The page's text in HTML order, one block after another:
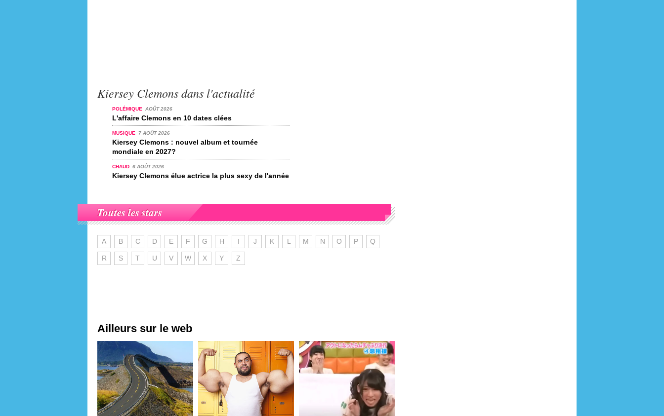
Kiersey Clemons dans l'actualité
POLÉMIQUE AOÛT 2026
L'affaire Clemons en 10 dates clées
MUSIQUE 7 AOÛT 2026
Kiersey Clemons : nouvel album et tournée
mondiale en 2027?
CHAUD 6 AOÛT 2026
Kiersey Clemons élue actrice la plus sexy de l'année
Toutes les stars
A B C D E F G H I J K L M N O P Q
R S T U V W X Y Z
Ailleurs sur le web